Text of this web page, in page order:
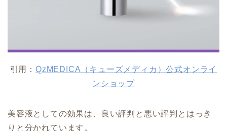
引用：QzMEDICA（キューズメディカ）公式オンライ
ンショップ
美容液としての効果は、良い評判と悪い評判とはっき
りと分かれています。